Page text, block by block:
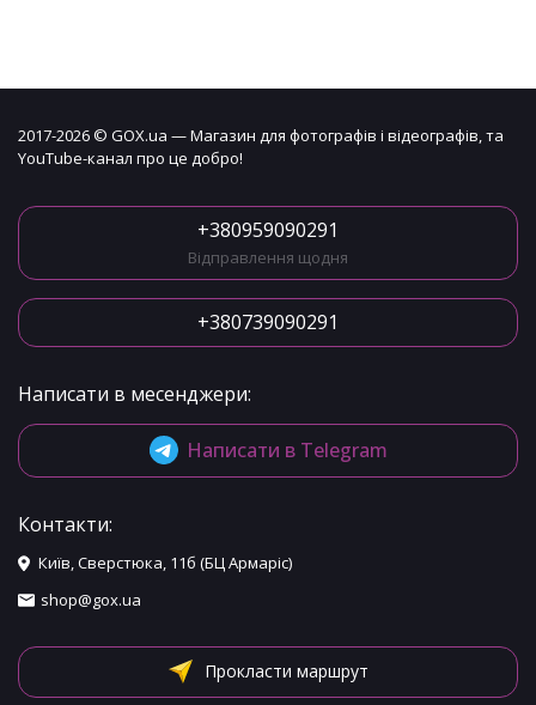
2017-2026 © GOX.ua — Магазин для фотографів і відеографів, та
YouTube-канал про це добро!
+380959090291
Відправлення щодня
+380739090291
Написати в месенджери:
Написати в Telegram
Контакти:
Київ, Сверстюка, 11б (БЦ Армаріс)
shop@gox.ua
Прокласти маршрут